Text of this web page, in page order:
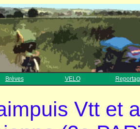
Brèves VELO
Vtt et